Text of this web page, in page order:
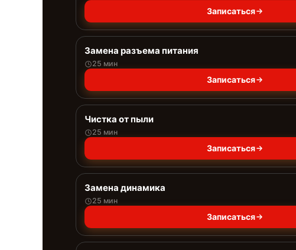
Записаться
Замена разъема питания
25 мин
Записаться
Чистка от пыли
25 мин
Записаться
Замена динамика
25 мин
Записаться